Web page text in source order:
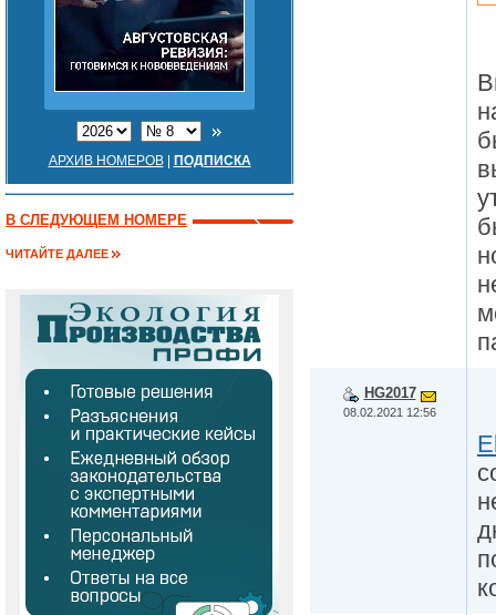
АРХИВ НОМЕРОВ| ПОДПИСКА
В СЛЕДУЮЩЕМ НОМЕРЕ
ЧИТАЙТЕ ДАЛЕЕ
HG2017
08.02.2021 12:56